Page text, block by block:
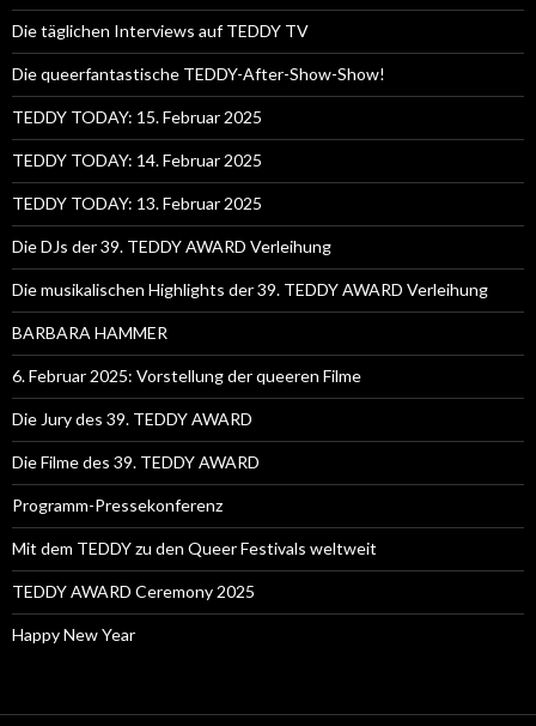
Die täglichen Interviews auf TEDDY TV
Die queerfantastische TEDDY-After-Show-Show!
TEDDY TODAY: 15. Februar 2025
TEDDY TODAY: 14. Februar 2025
TEDDY TODAY: 13. Februar 2025
Die DJs der 39. TEDDY AWARD Verleihung
Die musikalischen Highlights der 39. TEDDY AWARD Verleihung
BARBARA HAMMER
6. Februar 2025: Vorstellung der queeren Filme
Die Jury des 39. TEDDY AWARD
Die Filme des 39. TEDDY AWARD
Programm-Pressekonferenz
Mit dem TEDDY zu den Queer Festivals weltweit
TEDDY AWARD Ceremony 2025
Happy New Year